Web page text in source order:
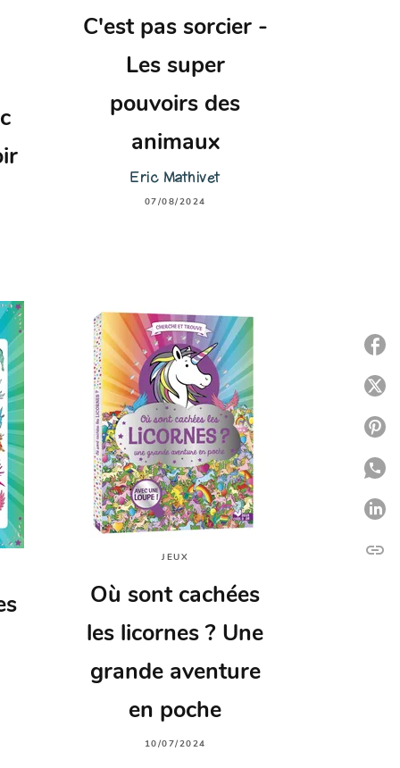
C'est pas sorcier -
Les super
pouvoirs des
animaux
Eric Mathivet
07/08/2024
JEUX
Où sont cachées
les licornes ? Une
grande aventure
en poche
10/07/2024
link